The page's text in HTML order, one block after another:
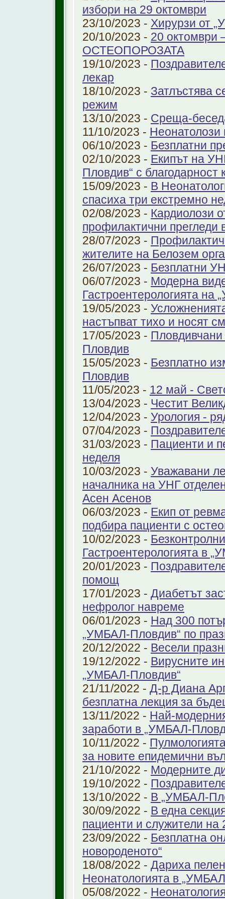
избори на 29 октомври
23/10/2023 - Хирурзи от
20/10/2023 - 20
ОСТЕОПОРОЗАТА
19/10/2023 -
лекар
18/10/2023 - Затлъстява
режим
13/10/2023 - Среща-
11/10/2023 -
06/10/2023 - Безплатни
02/10/2023 - Екипът на
Пловдив“ с благодарност
15/09/2023 - В
спасиха три екстремно
02/08/2023 - Кардиолози
профилактични прегледи
28/07/2023 -
жителите на Белозем
26/07/2023 - Безплатни
06/07/2023 - Модерна
Гастроентерологията на
19/05/2023 -
настъпват тихо и носят
17/05/2023 -
Пловдив
15/05/2023 - Безплатно
Пловдив
11/05/2023 - 12 май -
13/04/2023 - Честит
12/04/2023 - Урология -
07/04/2023 -
31/03/2023 - Пациенти и
неделя
10/03/2023 - Уважавани
началника на УНГ
Асен Асенов
06/03/2023 - Екип от
подбира пациенти с
10/02/2023 -
Гастроентерологията в
20/01/2023 -
помощ
17/01/2023 - Диабетът
нефролог навреме
06/01/2023 - Над 300
„УМБАЛ-Пловдив“ по
20/12/2022 - Весели
19/12/2022 - Вирусните
„УМБАЛ-Пловдив“
21/11/2022 - Д-р Диана
безплатна лекция за
13/11/2022 - Най-
заработи в „УМБАЛ-
10/11/2022 -
за новите епидемични
21/10/2022 - Модерните
19/10/2022 -
13/10/2022 - В „УМБАЛ-
30/09/2022 - В една
пациенти и служители на
23/09/2022 - Безплатна
новороденото“
18/08/2022 - Дариха
Неонатологията в
05/08/2022 -